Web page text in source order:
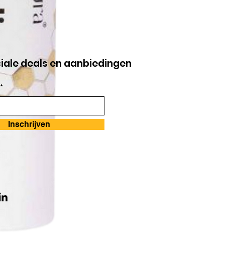
deals en aanbiedingen
Inschrijven